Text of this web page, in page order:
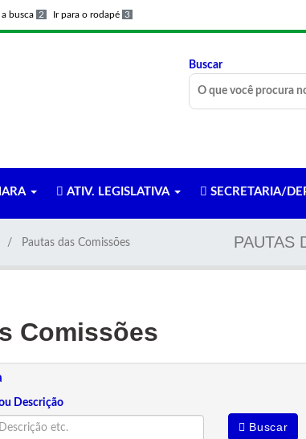
a busca 2 Ir para o rodapé 3
Buscar
ATIV. LEGISLATIVA SECRETARIA/
PAUTAS
Pautas das Comissões
Comissões
Descrição
Buscar